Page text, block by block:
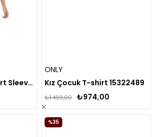
Graphic Tee G Short Sleeve Büyük Kız Çocuk Açık Pembe Tshirt SK241040-590
ONLY
Kız Çocuk T-shirt 15322489
₺974,00
₺1.499,00
%35